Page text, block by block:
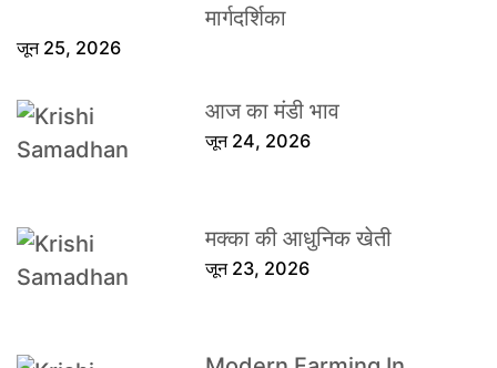
मार्गदर्शिका
जून 25, 2026
आज का मंडी भाव
जून 24, 2026
मक्का की आधुनिक खेती
जून 23, 2026